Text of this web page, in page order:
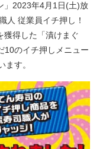
」2023年4月1日(土)放
人 従業員イチ押し！
獲得した「漬けまぐ
10のイチ押しメニュー
す。